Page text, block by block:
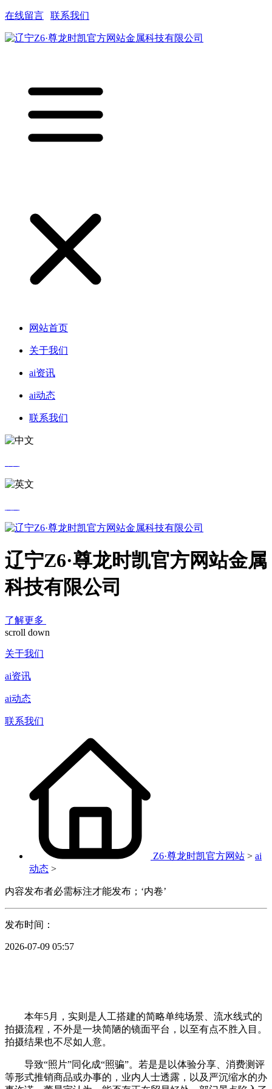
在线留言 联系我们
网站首页
关于我们
ai资讯
ai动态
联系我们
辽宁Z6·尊龙时凯官方网站金属
科技有限公司
了解更多
scroll down
关于我们
ai资讯
ai动态
联系我们
Z6·尊龙时凯官方网站 > ai
动态 >
内容发布者必需标注才能发布；‘内卷’
发布时间：
2026-07-09 05:57
本年5月，实则是人工搭建的简略单纯场景、流水线式的
拍摄流程，不外是一块简陋的镜面平台，以至有点不胜入目。
拍摄结果也不尽如人意。
导致“照片”同化成“照骗”。若是是以体验分享、消费测评
等形式推销商品或办事的，业内人士透露，以及严沉缩水的办